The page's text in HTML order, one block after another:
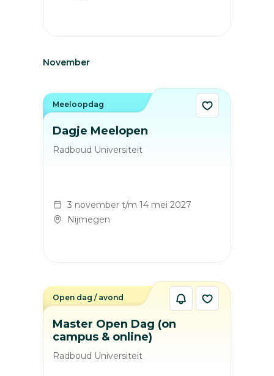
November
Dagje Meelopen
Radboud Universiteit
3 november t/m 14 mei 2027
Nijmegen
Meeloopdag
Master Open Dag (on
campus & online)
Radboud Universiteit
Open dag / avond